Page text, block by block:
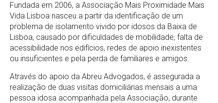
Fundada em 2006, a Associação Mais Proximidade Mais
Vida Lisboa nasceu a partir da identificação de um
problema de isolamento vivido por idosos da Baixa de
Lisboa, causado por dificuldades de mobilidade, falta de
acessibilidade nos edifícios, redes de apoio inexistentes
ou insuficientes e pela perda de familiares e amigos.
Através do apoio da Abreu Advogados, é assegurada a
realização de duas visitas domiciliárias mensais a uma
pessoa idosa acompanhada pela Associação, durante